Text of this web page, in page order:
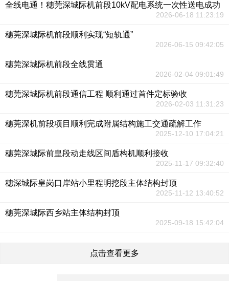
全线电通！穗莞深城际机前段10kV配电系统一次性送电成功
2026-06-18 11:23:19
穗莞深城际机前段顺利实现“短轨通”
2026-06-15 09:42:05
穗莞深城际机前段全线贯通
2026-02-04 09:01:49
穗莞深城际机前段通信工程 顺利通过首件定标验收
2026-02-03 11:31:23
穗莞深机前段项目顺利完成附属结构施工交通疏解工作
2025-12-10 17:04:21
穗莞深城际前皇段动走线区间盾构机顺利接收
2025-11-17 09:32:40
穗深城际皇岗口岸站小里程明挖段主体结构封顶
2025-11-12 13:40:52
穗莞深城际西乡站主体结构封顶
2025-09-18 15:42:04
点击查看更多